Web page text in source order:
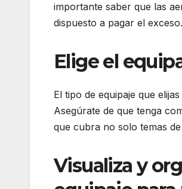
importante saber que las
dispuesto a pagar el exceso.
Elige el
El tipo de equipaje que
Asegúrate de que tenga
que cubra no solo temas
Visualiza y